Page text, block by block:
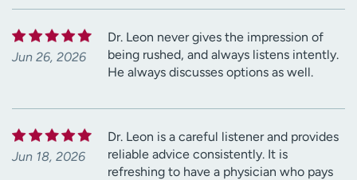
Jun 26, 2026
Dr. Leon never gives the impression of
being rushed, and always listens intently.
He always discusses options as well.
Jun 18, 2026
Dr. Leon is a careful listener and provides
reliable advice consistently. It is
refreshing to have a physician who pays